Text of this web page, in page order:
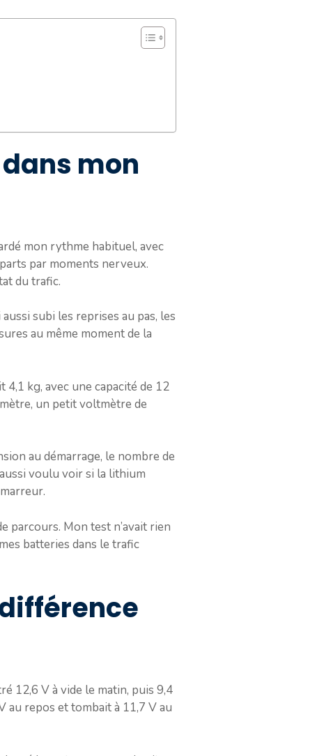
mon
mon rythme habituel, avec
par moments nerveux.
du trafic.
subi les reprises au pas, les
au même moment de la
kg, avec une capacité de 12
un petit voltmètre de
au démarrage, le nombre de
voulu voir si la lithium
parcours. Mon test n’avait rien
batteries dans le trafic
12,6 V à vide le matin, puis 9,4
au repos et tombait à 11,7 V au